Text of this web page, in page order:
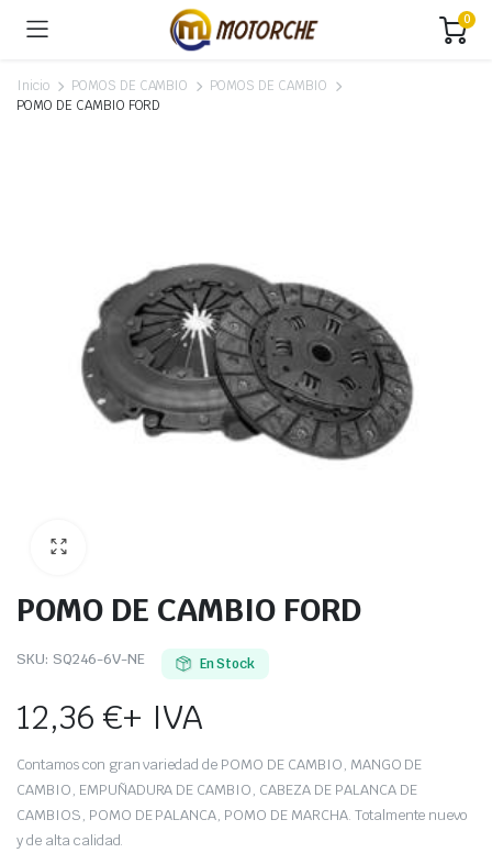
0
Inicio POMOS DE CAMBIO
POMOS DE CAMBIO
POMO DE CAMBIO FORD
POMO DE CAMBIO FORD
SKU: SQ246-6V-NE En Stock
12,36€+ IVA
Contamos con gran variedad de POMO DE CAMBIO, MANGO DE
CAMBIO, EMPUÑADURA DE CAMBIO, CABEZA DE PALANCA DE
CAMBIOS, POMO DE PALANCA, POMO DE MARCHA. Totalmente nuevo
y de alta calidad.